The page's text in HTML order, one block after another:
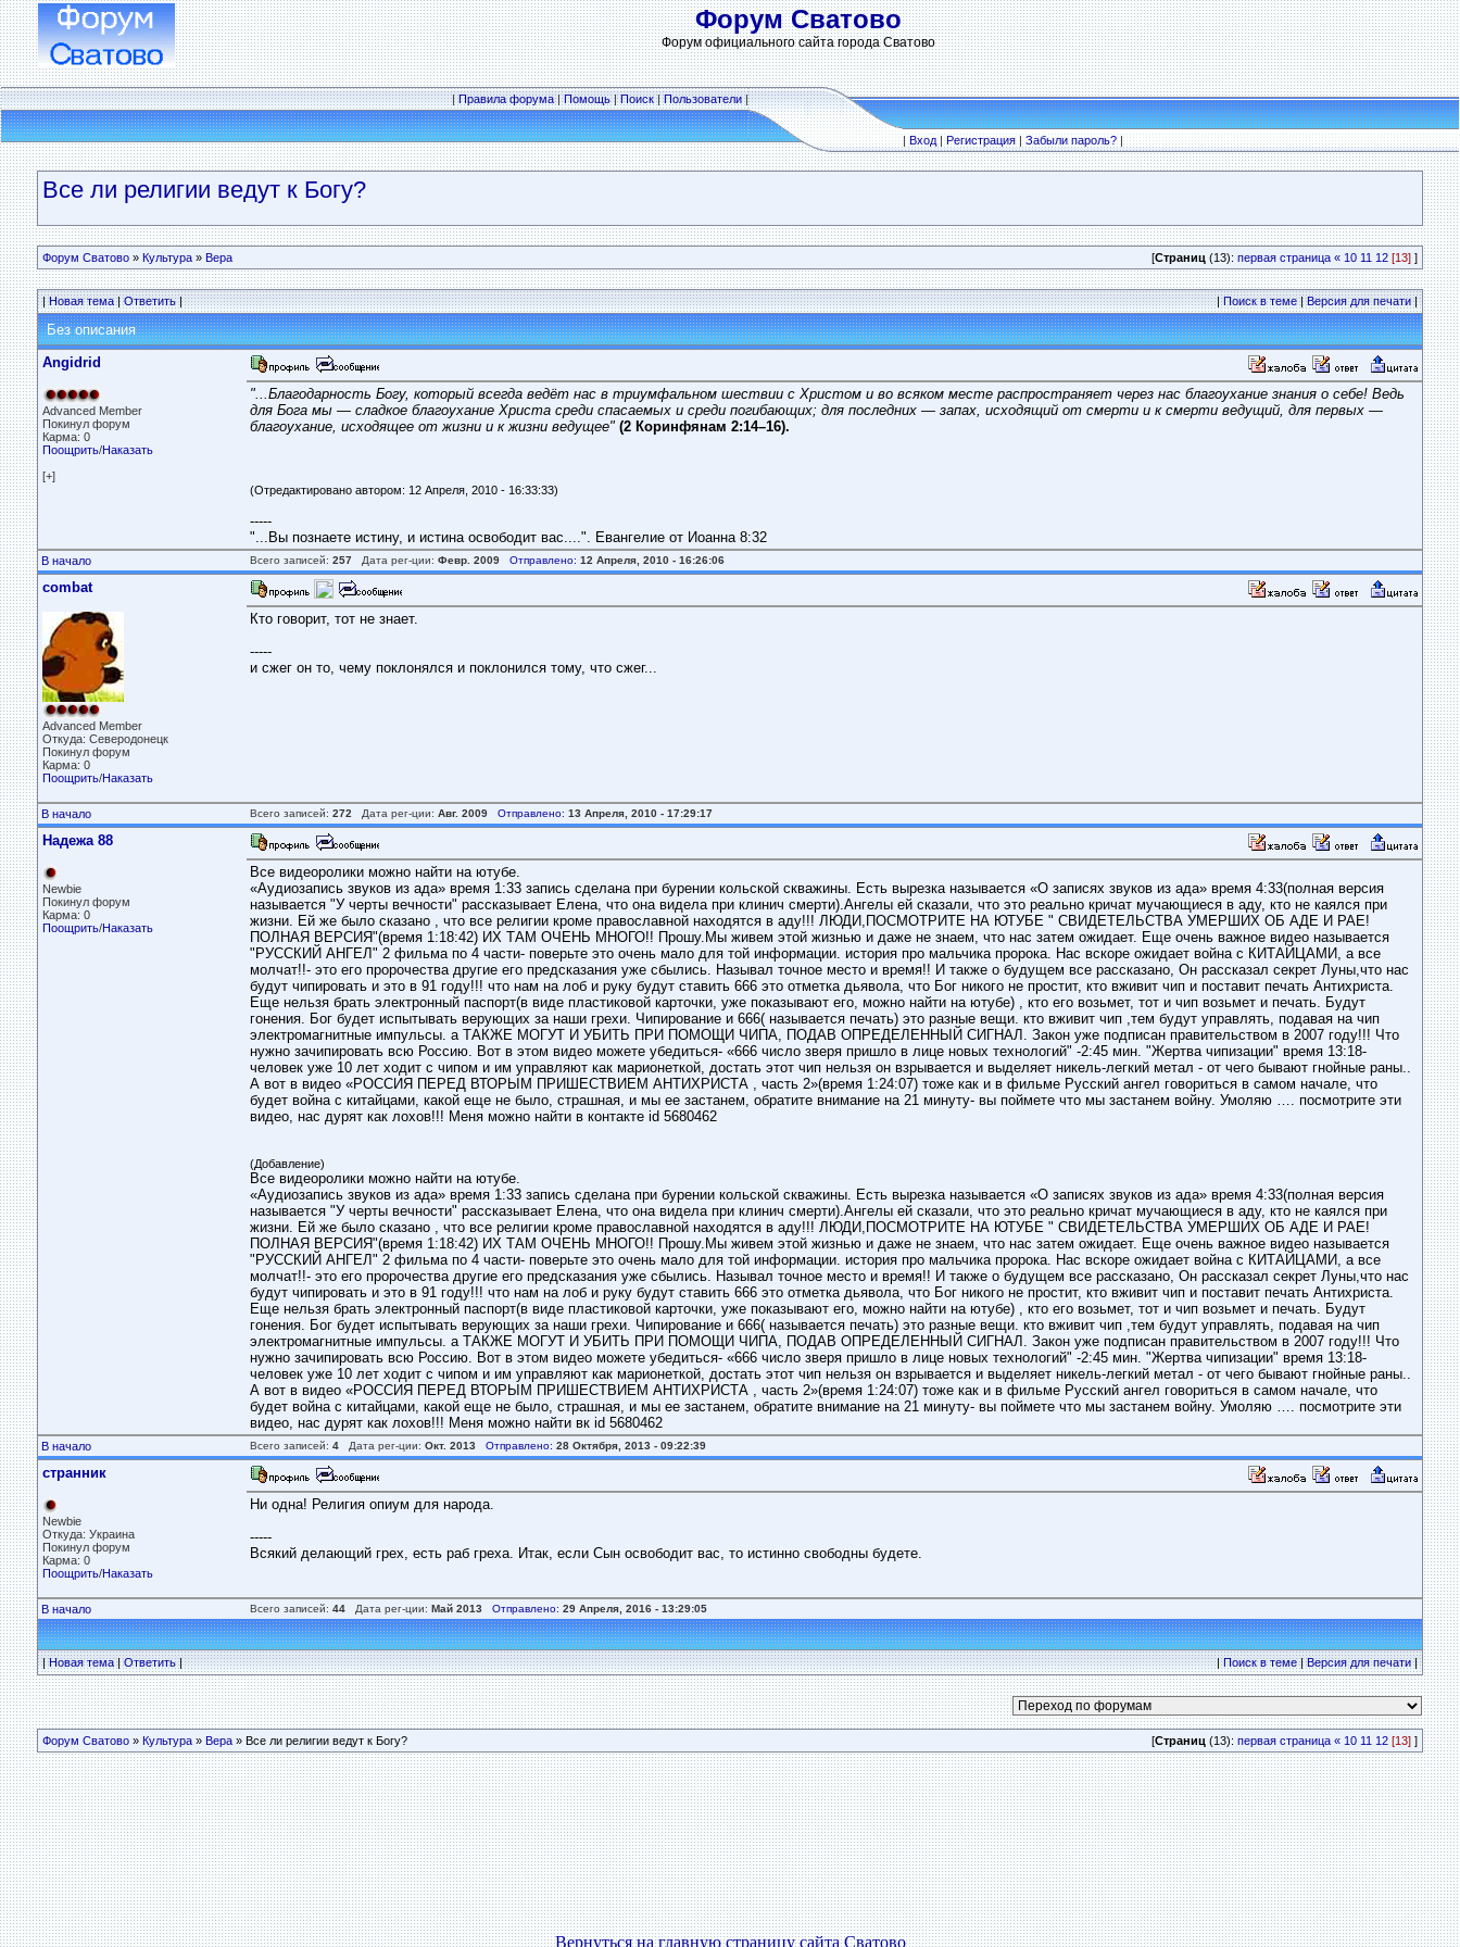
Форум Сватово
Форум официального сайта города Сватово
|Правила форума|Помощь|Поиск|Пользователи|
|Вход|Регистрация|Забыли пароль?|
Все ли религии ведут к Богу?
Форум Сватово » Культура » Вера [Страниц (13): первая страница « 10 11 12 [13] ]
|Новая тема|Ответить| |Поиск в теме|Версия для печати|
Без описания
Angidrid
Advanced Member
Покинул форум
Карма: 0
Поощрить/Наказать
[+]
"...Благодарность Богу, который всегда ведёт нас в триумфальном шествии с Христом и во всяком месте распространяет через нас благоухание знания о себе! Ведь
для Бога мы — сладкое благоухание Христа среди спасаемых и среди погибающих; для последних — запах, исходящий от смерти и к смерти ведущий, для первых —
благоухание, исходящее от жизни и к жизни ведущее" (2 Коринфянам 2:14–16).
(Отредактировано автором: 12 Апреля, 2010 - 16:33:33)
-----
"...Вы познаете истину, и истина освободит вас....". Евангелие от Иоанна 8:32
В начало Всего записей: 257 Дата рег-ции: Февр. 2009 Отправлено: 12 Апреля, 2010 - 16:26:06
combat
Advanced Member
Откуда: Северодонецк
Покинул форум
Карма: 0
Поощрить/Наказать
Кто говорит, тот не знает.
-----
и сжег он то, чему поклонялся и поклонился тому, что сжег...
В начало Всего записей: 272 Дата рег-ции: Авг. 2009 Отправлено: 13 Апреля, 2010 - 17:29:17
Надежа 88
Newbie
Покинул форум
Карма: 0
Поощрить/Наказать
Все видеоролики можно найти на ютубе.
«Аудиозапись звуков из ада» время 1:33 запись сделана при бурении кольской скважины. Есть вырезка называется «О записях звуков из ада» время 4:33(полная версия
называется "У черты вечности" рассказывает Елена, что она видела при клинич смерти).Ангелы ей сказали, что это реально кричат мучающиеся в аду, кто не каялся при
жизни. Ей же было сказано , что все религии кроме православной находятся в аду!!! ЛЮДИ,ПОСМОТРИТЕ НА ЮТУБЕ " СВИДЕТЕЛЬСТВА УМЕРШИХ ОБ АДЕ И РАЕ!
ПОЛНАЯ ВЕРСИЯ"(время 1:18:42) ИХ ТАМ ОЧЕНЬ МНОГО!! Прошу.Мы живем этой жизнью и даже не знаем, что нас затем ожидает. Еще очень важное видео называется
"РУССКИЙ АНГЕЛ" 2 фильма по 4 части- поверьте это очень мало для той информации. история про мальчика пророка. Нас вскоре ожидает война с КИТАЙЦАМИ, а все
молчат!!- это его пророчества другие его предсказания уже сбылись. Называл точное место и время!! И также о будущем все рассказано, Он рассказал секрет Луны,что нас
будут чипировать и это в 91 году!!! что нам на лоб и руку будут ставить 666 это отметка дьявола, что Бог никого не простит, кто вживит чип и поставит печать Антихриста.
Еще нельзя брать электронный паспорт(в виде пластиковой карточки, уже показывают его, можно найти на ютубе) , кто его возьмет, тот и чип возьмет и печать. Будут
гонения. Бог будет испытывать верующих за наши грехи. Чипирование и 666( называется печать) это разные вещи. кто вживит чип ,тем будут управлять, подавая на чип
электромагнитные импульсы. а ТАКЖЕ МОГУТ И УБИТЬ ПРИ ПОМОЩИ ЧИПА, ПОДАВ ОПРЕДЕЛЕННЫЙ СИГНАЛ. Закон уже подписан правительством в 2007 году!!! Что
нужно зачипировать всю Россию. Вот в этом видео можете убедиться- «666 число зверя пришло в лице новых технологий" -2:45 мин. "Жертва чипизации" время 13:18-
человек уже 10 лет ходит с чипом и им управляют как марионеткой, достать этот чип нельзя он взрывается и выделяет никель-легкий метал - от чего бывают гнойные раны..
А вот в видео «РОССИЯ ПЕРЕД ВТОРЫМ ПРИШЕСТВИЕМ АНТИХРИСТА , часть 2»(время 1:24:07) тоже как и в фильме Русский ангел говориться в самом начале, что
будет война с китайцами, какой еще не было, страшная, и мы ее застанем, обратите внимание на 21 минуту- вы поймете что мы застанем войну. Умоляю …. посмотрите эти
видео, нас дурят как лохов!!! Меня можно найти в контакте id 5680462
(Добавление)
Все видеоролики можно найти на ютубе.
«Аудиозапись звуков из ада» время 1:33 запись сделана при бурении кольской скважины. Есть вырезка называется «О записях звуков из ада» время 4:33(полная версия
называется "У черты вечности" рассказывает Елена, что она видела при клинич смерти).Ангелы ей сказали, что это реально кричат мучающиеся в аду, кто не каялся при
жизни. Ей же было сказано , что все религии кроме православной находятся в аду!!! ЛЮДИ,ПОСМОТРИТЕ НА ЮТУБЕ " СВИДЕТЕЛЬСТВА УМЕРШИХ ОБ АДЕ И РАЕ!
ПОЛНАЯ ВЕРСИЯ"(время 1:18:42) ИХ ТАМ ОЧЕНЬ МНОГО!! Прошу.Мы живем этой жизнью и даже не знаем, что нас затем ожидает. Еще очень важное видео называется
"РУССКИЙ АНГЕЛ" 2 фильма по 4 части- поверьте это очень мало для той информации. история про мальчика пророка. Нас вскоре ожидает война с КИТАЙЦАМИ, а все
молчат!!- это его пророчества другие его предсказания уже сбылись. Называл точное место и время!! И также о будущем все рассказано, Он рассказал секрет Луны,что нас
будут чипировать и это в 91 году!!! что нам на лоб и руку будут ставить 666 это отметка дьявола, что Бог никого не простит, кто вживит чип и поставит печать Антихриста.
Еще нельзя брать электронный паспорт(в виде пластиковой карточки, уже показывают его, можно найти на ютубе) , кто его возьмет, тот и чип возьмет и печать. Будут
гонения. Бог будет испытывать верующих за наши грехи. Чипирование и 666( называется печать) это разные вещи. кто вживит чип ,тем будут управлять, подавая на чип
электромагнитные импульсы. а ТАКЖЕ МОГУТ И УБИТЬ ПРИ ПОМОЩИ ЧИПА, ПОДАВ ОПРЕДЕЛЕННЫЙ СИГНАЛ. Закон уже подписан правительством в 2007 году!!! Что
нужно зачипировать всю Россию. Вот в этом видео можете убедиться- «666 число зверя пришло в лице новых технологий" -2:45 мин. "Жертва чипизации" время 13:18-
человек уже 10 лет ходит с чипом и им управляют как марионеткой, достать этот чип нельзя он взрывается и выделяет никель-легкий метал - от чего бывают гнойные раны..
А вот в видео «РОССИЯ ПЕРЕД ВТОРЫМ ПРИШЕСТВИЕМ АНТИХРИСТА , часть 2»(время 1:24:07) тоже как и в фильме Русский ангел говориться в самом начале, что
будет война с китайцами, какой еще не было, страшная, и мы ее застанем, обратите внимание на 21 минуту- вы поймете что мы застанем войну. Умоляю …. посмотрите эти
видео, нас дурят как лохов!!! Меня можно найти вк id 5680462
В начало Всего записей: 4 Дата рег-ции: Окт. 2013 Отправлено: 28 Октября, 2013 - 09:22:39
странник
Newbie
Откуда: Украина
Покинул форум
Карма: 0
Поощрить/Наказать
Ни одна! Религия опиум для народа.
-----
Всякий делающий грех, есть раб греха. Итак, если Сын освободит вас, то истинно свободны будете.
В начало Всего записей: 44 Дата рег-ции: Май 2013 Отправлено: 29 Апреля, 2016 - 13:29:05
|Новая тема|Ответить| |Поиск в теме|Версия для печати|
Форум Сватово » Культура » Вера » Все ли религии ведут к Богу? [Страниц (13): первая страница « 10 11 12 [13] ]
Вернуться на главную страницу сайта Сватово